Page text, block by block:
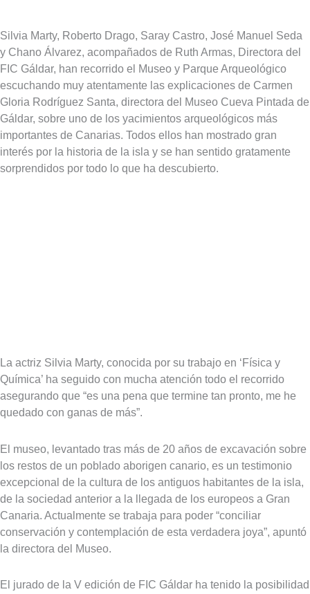
Silvia Marty, Roberto Drago, Saray Castro, José Manuel Seda
y Chano Álvarez, acompañados de Ruth Armas, Directora del
FIC Gáldar, han recorrido el Museo y Parque Arqueológico
escuchando muy atentamente las explicaciones de Carmen
Gloria Rodríguez Santa, directora del Museo Cueva Pintada de
Gáldar, sobre uno de los yacimientos arqueológicos más
importantes de Canarias. Todos ellos han mostrado gran
interés por la historia de la isla y se han sentido gratamente
sorprendidos por todo lo que ha descubierto.
La actriz Silvia Marty, conocida por su trabajo en ‘Física y
Química’ ha seguido con mucha atención todo el recorrido
asegurando que “es una pena que termine tan pronto, me he
quedado con ganas de más”.
El museo, levantado tras más de 20 años de excavación sobre
los restos de un poblado aborigen canario, es un testimonio
excepcional de la cultura de los antiguos habitantes de la isla,
de la sociedad anterior a la llegada de los europeos a Gran
Canaria. Actualmente se trabaja para poder “conciliar
conservación y contemplación de esta verdadera joya”, apuntó
la directora del Museo.
El jurado de la V edición de FIC Gáldar ha tenido la posibilidad